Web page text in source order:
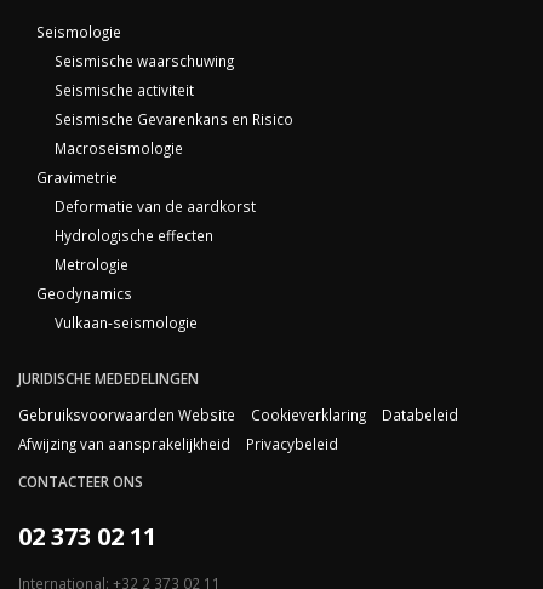
Seismologie
Seismische waarschuwing
Seismische activiteit
Seismische Gevarenkans en Risico
Macroseismologie
Gravimetrie
Deformatie van de aardkorst
Hydrologische effecten
Metrologie
Geodynamics
Vulkaan-seismologie
JURIDISCHE MEDEDELINGEN
Gebruiksvoorwaarden Website
Cookieverklaring
Databeleid
Afwijzing van aansprakelijkheid
Privacybeleid
CONTACTEER ONS
02 373 02 11
International: +32 2 373 02 11